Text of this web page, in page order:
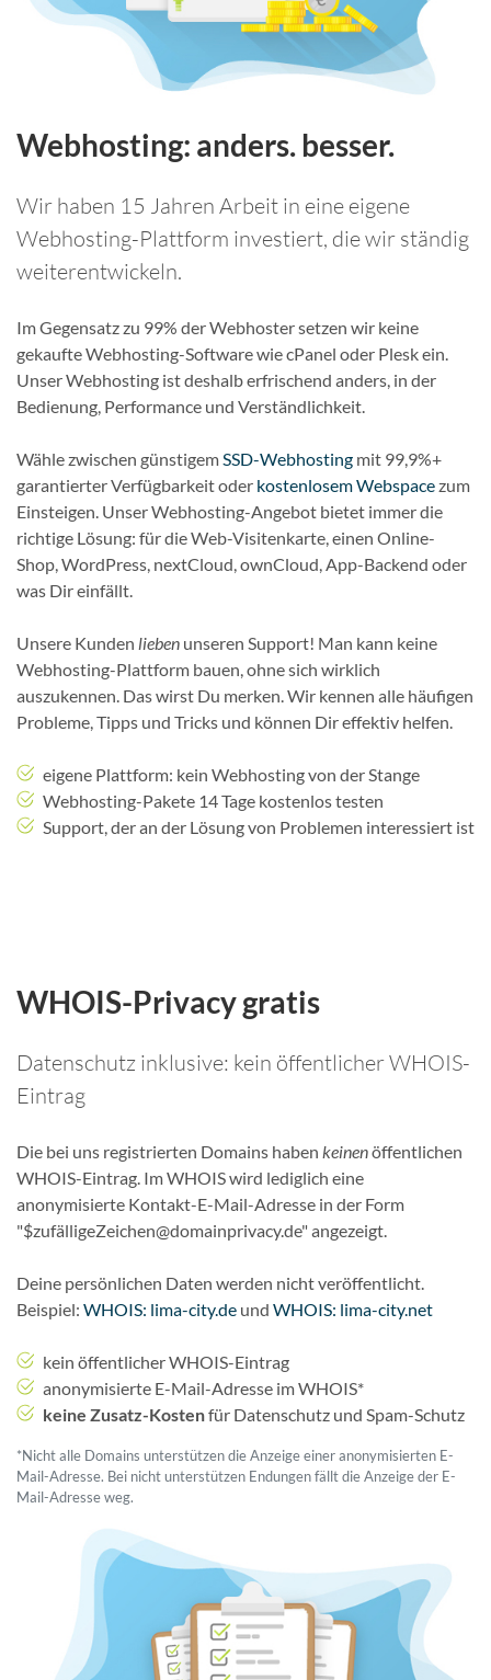
Webhosting: anders. besser.
Wir haben 15 Jahren Arbeit in eine eigene
Webhosting-Plattform investiert, die wir ständig
weiterentwickeln.
Im Gegensatz zu 99% der Webhoster setzen wir keine
gekaufte Webhosting-Software wie cPanel oder Plesk ein.
Unser Webhosting ist deshalb erfrischend anders, in der
Bedienung, Performance und Verständlichkeit.
Wähle zwischen günstigem SSD-Webhosting mit 99,9%+
garantierter Verfügbarkeit oder kostenlosem Webspacezum
Einsteigen. Unser Webhosting-Angebot bietet immer die
richtige Lösung: für die Web-Visitenkarte, einen Online-
Shop, WordPress, nextCloud, ownCloud, App-Backend oder
was Dir einfällt.
Unsere Kunden lieben unseren Support! Man kann keine
Webhosting-Plattform bauen, ohne sich wirklich
auszukennen. Das wirst Du merken. Wir kennen alle häufigen
Probleme, Tipps und Tricks und können Dir effektiv helfen.
eigene Plattform: kein Webhosting von der Stange
Webhosting-Pakete 14 Tage kostenlos testen
Support, der an der Lösung von Problemen interessiert ist
WHOIS-Privacy gratis
Datenschutz inklusive: kein öffentlicher WHOIS-
Eintrag
Die bei uns registrierten Domains haben keinenöffentlichen
WHOIS-Eintrag. Im WHOIS wird lediglich eine
anonymisierte Kontakt-E-Mail-Adresse in der Form
"$zufälligeZeichen@domainprivacy.de" angezeigt.
Deine persönlichen Daten werden nicht veröffentlicht.
Beispiel: WHOIS: lima-city.de und WHOIS: lima-city.net
kein öffentlicher WHOIS-Eintrag
anonymisierte E-Mail-Adresse im WHOIS*
keine Zusatz-Kostenfür Datenschutz und Spam-Schutz
*Nicht alle Domains unterstützen die Anzeige einer anonymisierten E-
Mail-Adresse. Bei nicht unterstützen Endungen fällt die Anzeige der E-
Mail-Adresse weg.